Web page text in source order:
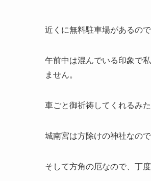
近くに無料駐車場があるの
午前中は混んでいる印象で
ません。
車ごと御祈祷してくれるみ
城南宮は方除けの神社なの
そして方角の厄なので、丁